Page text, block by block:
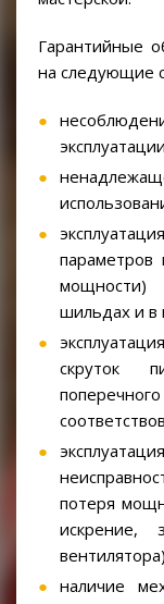
Гарантийные
на следующие
шильдах и в
скруток
потеря
искрение,
наличие